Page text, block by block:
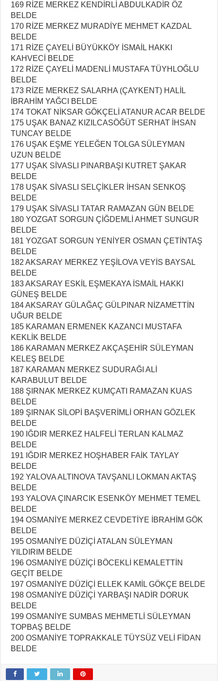
169 RİZE MERKEZ KENDİRLİ ABDULKADİR ÖZ
BELDE
170 RİZE MERKEZ MURADİYE MEHMET KAZDAL
BELDE
171 RİZE ÇAYELİ BÜYÜKKÖY İSMAİL HAKKI
KAHVECİ BELDE
172 RİZE ÇAYELİ MADENLİ MUSTAFA TÜYHLOĞLU
BELDE
173 RİZE MERKEZ SALARHA (ÇAYKENT) HALİL
İBRAHİM YAĞCI BELDE
174 TOKAT NİKSAR GÖKÇELİ ATANUR ACAR BELDE
175 UŞAK BANAZ KIZILCASÖĞÜT SERHAT İHSAN
TUNCAY BELDE
176 UŞAK EŞME YELEĞEN TOLGA SÜLEYMAN
UZUN BELDE
177 UŞAK SİVASLI PINARBAŞI KUTRET ŞAKAR
BELDE
178 UŞAK SİVASLI SELÇİKLER İHSAN SENKOŞ
BELDE
179 UŞAK SİVASLI TATAR RAMAZAN GÜN BELDE
180 YOZGAT SORGUN ÇİĞDEMLİ AHMET SUNGUR
BELDE
181 YOZGAT SORGUN YENİYER OSMAN ÇETİNTAŞ
BELDE
182 AKSARAY MERKEZ YEŞİLOVA VEYİS BAYSAL
BELDE
183 AKSARAY ESKİL EŞMEKAYA İSMAİL HAKKI
GÜNEŞ BELDE
184 AKSARAY GÜLAĞAÇ GÜLPINAR NİZAMETTİN
UĞUR BELDE
185 KARAMAN ERMENEK KAZANCI MUSTAFA
KEKLİK BELDE
186 KARAMAN MERKEZ AKÇAŞEHİR SÜLEYMAN
KELEŞ BELDE
187 KARAMAN MERKEZ SUDURAĞI ALİ
KARABULUT BELDE
188 ŞIRNAK MERKEZ KUMÇATI RAMAZAN KUAS
BELDE
189 ŞIRNAK SİLOPİ BAŞVERİMLİ ORHAN GÖZLEK
BELDE
190 IĞDIR MERKEZ HALFELİ TERLAN KALMAZ
BELDE
191 IĞDIR MERKEZ HOŞHABER FAİK TAYLAY
BELDE
192 YALOVA ALTINOVA TAVŞANLI LOKMAN AKTAŞ
BELDE
193 YALOVA ÇINARCIK ESENKÖY MEHMET TEMEL
BELDE
194 OSMANİYE MERKEZ CEVDETİYE İBRAHİM GÖK
BELDE
195 OSMANİYE DÜZİÇİ ATALAN SÜLEYMAN
YILDIRIM BELDE
196 OSMANİYE DÜZİÇİ BÖCEKLİ KEMALETTİN
GEÇİT BELDE
197 OSMANİYE DÜZİÇİ ELLEK KAMİL GÖKÇE BELDE
198 OSMANİYE DÜZİÇİ YARBAŞI NADİR DORUK
BELDE
199 OSMANİYE SUMBAS MEHMETLİ SÜLEYMAN
TOPBAŞ BELDE
200 OSMANİYE TOPRAKKALE TÜYSÜZ VELİ FİDAN
BELDE